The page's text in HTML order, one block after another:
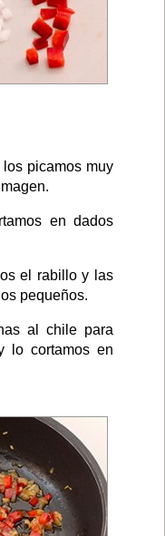
picamos muy
en dados
el rabillo y las
pequeños.
al chile para
lo cortamos en